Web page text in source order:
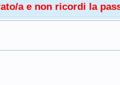
a e non ricordi la